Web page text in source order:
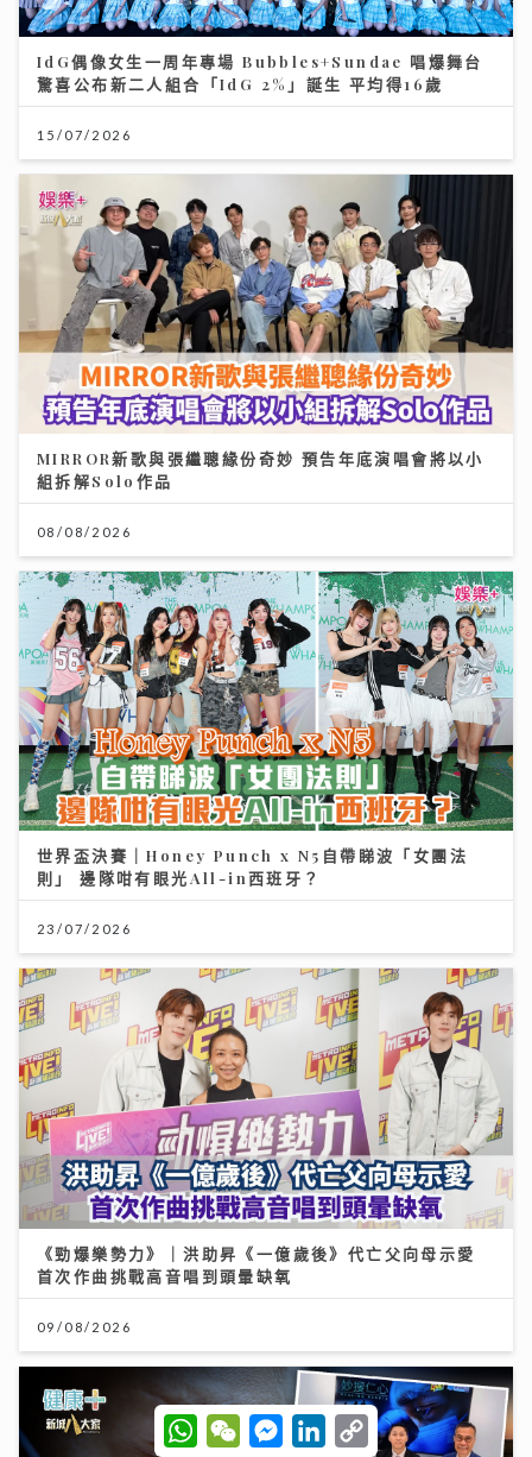
IdG偶像女生一周年專場 Bubbles+Sundae 唱爆舞台
驚喜公布新二人組合「IdG 2%」誕生 平均得16歲
15/07/2026
MIRROR新歌與張繼聰緣份奇妙 預告年底演唱會將以小
組拆解Solo作品
08/08/2026
世界盃決賽｜Honey Punch x N5自帶睇波「女團法
則」 邊隊咁有眼光All-in西班牙？
23/07/2026
《勁爆樂勢力》｜洪助昇《一億歲後》代亡父向母示愛
首次作曲挑戰高音唱到頭暈缺氧
09/08/2026
W
h
W
e
M
e
L
C
o